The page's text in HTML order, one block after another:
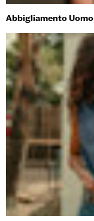
Abbigliamento Uomo